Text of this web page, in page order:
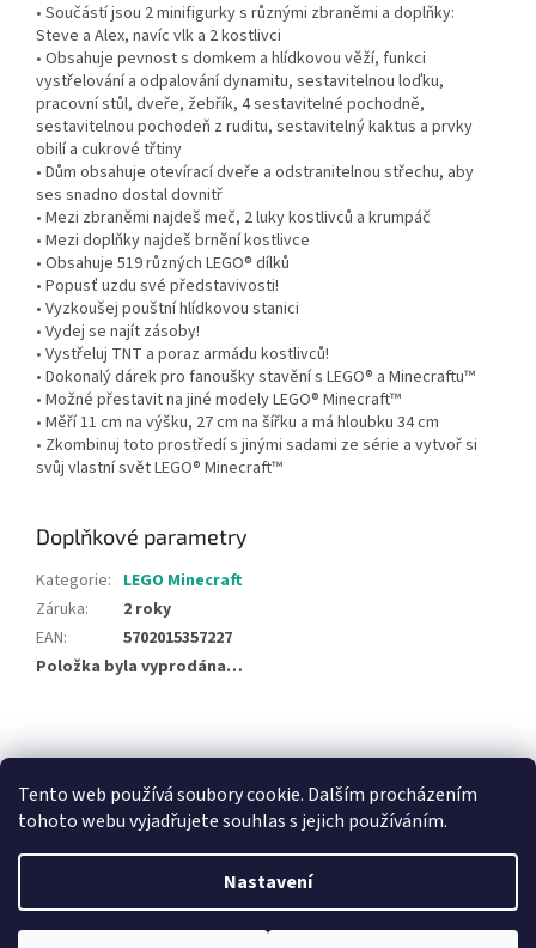
Tento web používá soubory cookie. Dalším procházením
tohoto webu vyjadřujete souhlas s jejich používáním.
Nastavení
• Součástí jsou 2 minifigurky s různými zbraněmi a doplňky:
Steve a Alex, navíc vlk a 2 kostlivci
• Obsahuje pevnost s domkem a hlídkovou věží, funkci
vystřelování a odpalování dynamitu, sestavitelnou loďku,
pracovní stůl, dveře, žebřík, 4 sestavitelné pochodně,
sestavitelnou pochodeň z ruditu, sestavitelný kaktus a prvky
obilí a cukrové třtiny
• Dům obsahuje otevírací dveře a odstranitelnou střechu, aby
ses snadno dostal dovnitř
• Mezi zbraněmi najdeš meč, 2 luky kostlivců a krumpáč
• Mezi doplňky najdeš brnění kostlivce
• Obsahuje 519 různých LEGO® dílků
• Popusť uzdu své představivosti!
• Vyzkoušej pouštní hlídkovou stanici
• Vydej se najít zásoby!
• Vystřeluj TNT a poraz armádu kostlivců!
• Dokonalý dárek pro fanoušky stavění s LEGO® a Minecraftu™
• Možné přestavit na jiné modely LEGO® Minecraft™
• Měří 11 cm na výšku, 27 cm na šířku a má hloubku 34 cm
• Zkombinuj toto prostředí s jinými sadami ze série a vytvoř si
svůj vlastní svět LEGO® Minecraft™
Doplňkové parametry
Kategorie: LEGO Minecraft
Záruka:
2 roky
EAN:
5702015357227
Položka byla vyprodána…
á
Vytvořil Shoptet